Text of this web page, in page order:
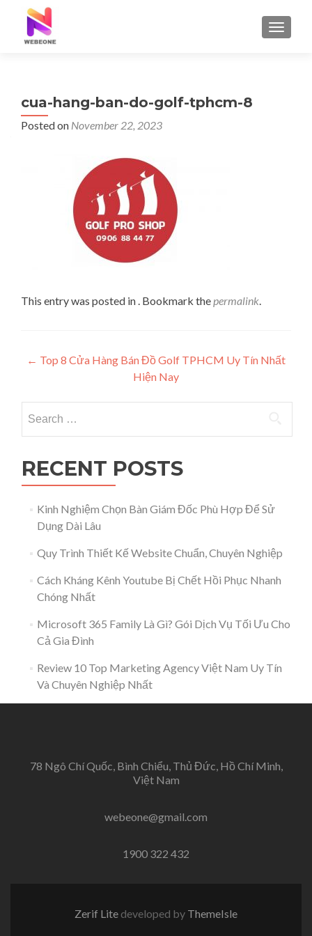
cua-hang-ban-do-golf-tphcm-8
Posted on November 22, 2023
This entry was posted in . Bookmark thepermalink.
Post navigation
← Top 8 Cửa Hàng Bán Đồ Golf TPHCM Uy Tín Nhất
Hiện Nay
RECENT POSTS
Kinh Nghiệm Chọn Bàn Giám Đốc Phù Hợp Để Sử
Dụng Dài Lâu
Quy Trình Thiết Kế Website Chuẩn, Chuyên Nghiệp
Cách Kháng Kênh Youtube Bị Chết Hồi Phục Nhanh
Chóng Nhất
Microsoft 365 Family Là Gì? Gói Dịch Vụ Tối Ưu Cho
Cả Gia Đình
Review 10 Top Marketing Agency Việt Nam Uy Tín
Và Chuyên Nghiệp Nhất
78 Ngô Chí Quốc, Bình Chiểu, Thủ Đức, Hồ Chí Minh,
Việt Nam
webeone@gmail.com
1900 322 432
Zerif Lite developed by ThemeIsle